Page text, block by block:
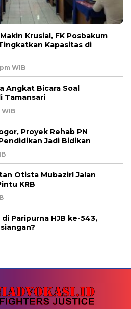
Krusial, FK Posbakum
Kapasitas di
WIB
Angkat Bicara Soal
Tamansari
WIB
Proyek Rehab PN
Jadi Bidikan
Otista Mubazir! Jalan
KRB
Paripurna HJB ke-543,